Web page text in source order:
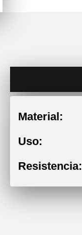
Material:
Uso:
Resistencia: